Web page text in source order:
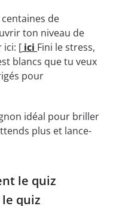
de
ton niveau de
ici: [ ici Fini le stress,
blancs que tu veux
pour
idéal pour briller
plus et lance-
le quiz
quiz